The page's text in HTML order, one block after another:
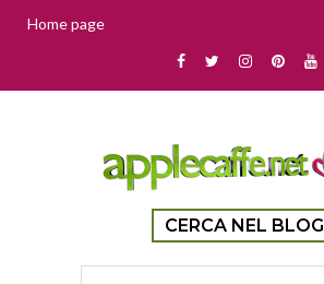
Home page
CERCA NEL BLOG